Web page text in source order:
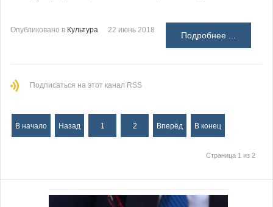
Опубликовано в Культура 22 июнь 2018
Подробнее ...
Подписаться на этот канал RSS
В начало Назад 1 2 Вперёд В конец
Страница 1 из 2